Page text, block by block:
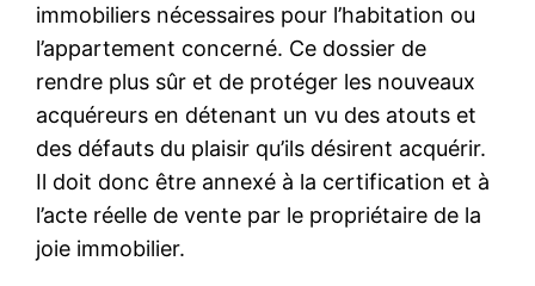
immobiliers nécessaires pour l’habitation ou
l’appartement concerné. Ce dossier de
rendre plus sûr et de protéger les nouveaux
acquéreurs en détenant un vu des atouts et
des défauts du plaisir qu’ils désirent acquérir.
Il doit donc être annexé à la certification et à
l’acte réelle de vente par le propriétaire de la
joie immobilier.